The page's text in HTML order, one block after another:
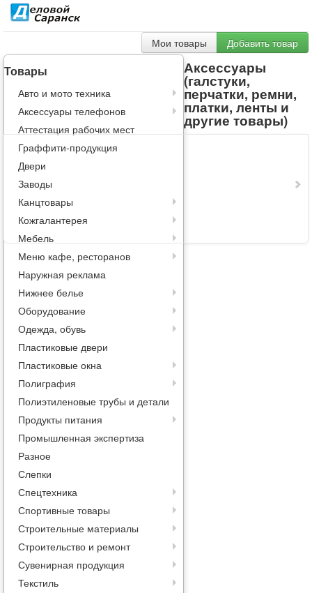
Мои товары Добавить товар
Товары
Авто и мото техника
Аксессуары телефонов
Аттестация рабочих мест
Граффити-продукция
Двери
Заводы
Канцтовары
Кожгалантерея
Мебель
Меню кафе, ресторанов
Наружная реклама
Нижнее белье
Оборудование
Одежда, обувь
Пластиковые двери
Пластиковые окна
Полиграфия
Полиэтиленовые трубы и детали
Продукты питания
Промышленная экспертиза
Разное
Слепки
Спецтехника
Спортивные товары
Строительные материалы
Строительство и ремонт
Сувенирная продукция
Текстиль
Аксессуары
(галстуки,
перчатки, ремни,
платки, ленты и
другие товары)